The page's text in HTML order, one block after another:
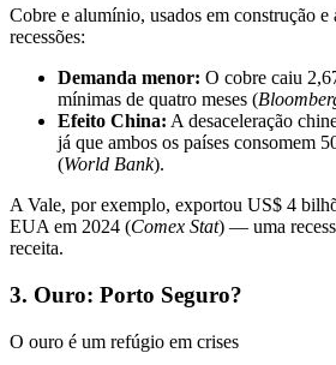
Cobre e alumínio, usados em construção
recessões:
Demanda menor: O cobre caiu
mínimas de quatro meses (
Efeito China: A desaceleração
já que ambos os países consomem
(World Bank).
A Vale, por exemplo, exportou US$ 4
EUA em 2024 (Comex Stat) — uma
receita.
3. Ouro: Porto Seguro?
O ouro é um refúgio em crises